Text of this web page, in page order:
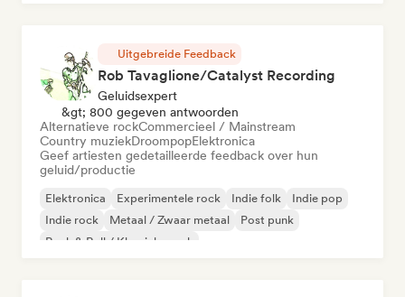
Uitgebreide Feedback
Rob Tavaglione/Catalyst Recording
Geluidsexpert
&gt; 800 gegeven antwoorden
Alternatieve rockCommercieel / Mainstream
Country muziekDroompopElektronica
Geef artiesten gedetailleerde feedback over hun
geluid/productie
Elektronica Experimentele rock Indie folk
Indie pop
Indie rock
Metaal / Zwaar metaal
Post punk
Rock & Roll / Klassieke rock